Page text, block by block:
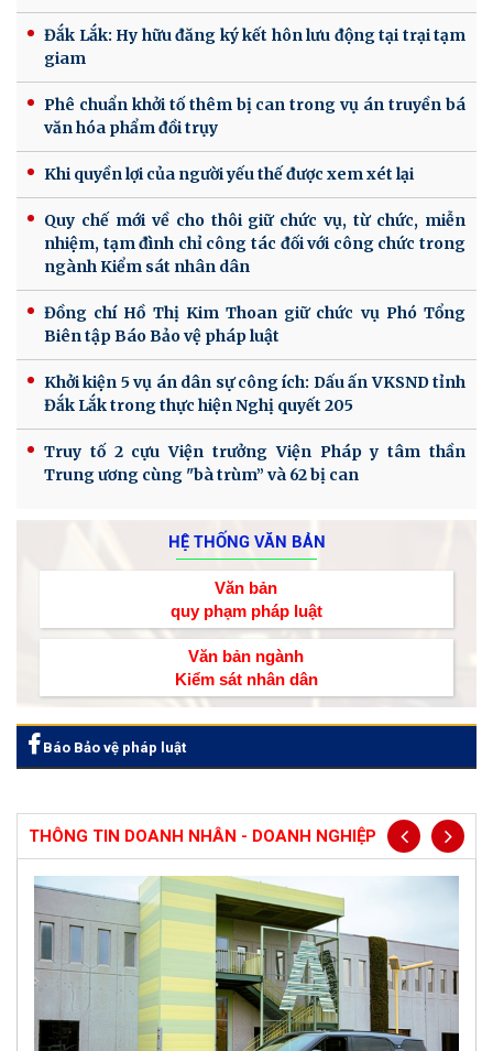
Đắk Lắk: Hy hữu đăng ký kết hôn lưu động tại trại tạm
giam
Phê chuẩn khởi tố thêm bị can trong vụ án truyền bá
văn hóa phẩm đồi trụy
Khi quyền lợi của người yếu thế được xem xét lại
Quy chế mới về cho thôi giữ chức vụ, từ chức, miễn
nhiệm, tạm đình chỉ công tác đối với công chức trong
ngành Kiểm sát nhân dân
Đồng chí Hồ Thị Kim Thoan giữ chức vụ Phó Tổng
Biên tập Báo Bảo vệ pháp luật
Khởi kiện 5 vụ án dân sự công ích: Dấu ấn VKSND tỉnh
Đắk Lắk trong thực hiện Nghị quyết 205
Truy tố 2 cựu Viện trưởng Viện Pháp y tâm thần
Trung ương cùng "bà trùm” và 62 bị can
HỆ THỐNG VĂN BẢN
Văn bản
quy phạm pháp luật
Văn bản ngành
Kiểm sát nhân dân
Báo Bảo vệ pháp luật
THÔNG TIN DOANH NHÂN - DOANH NGHIỆP